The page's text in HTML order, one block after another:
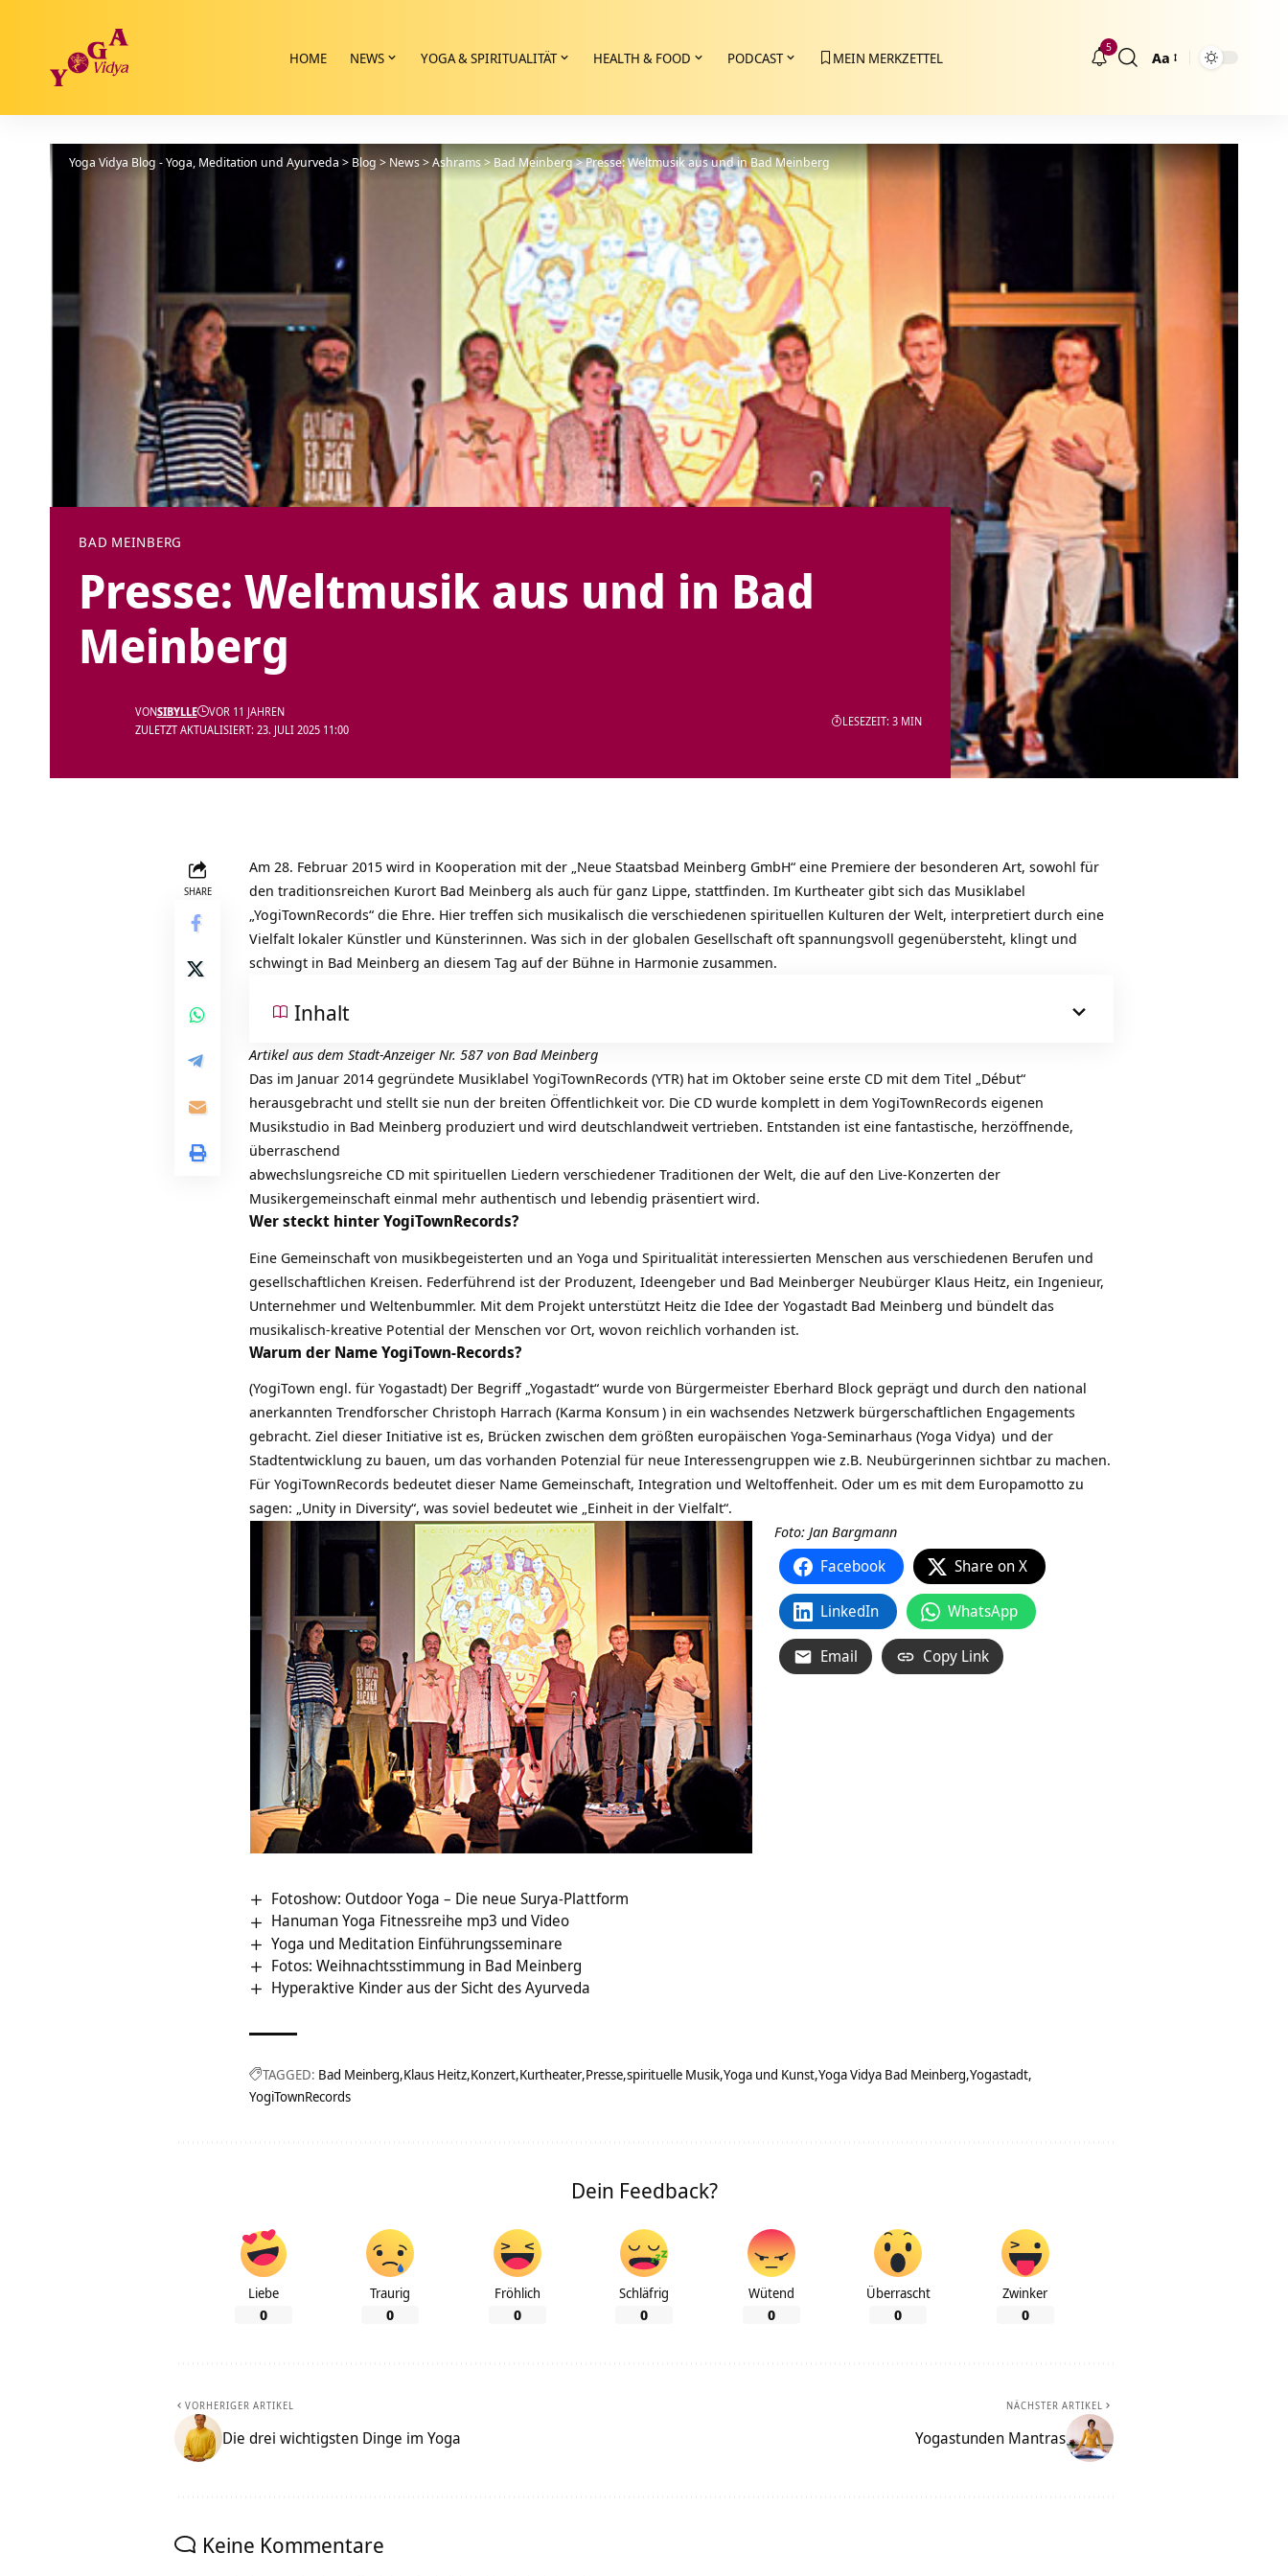
HOME NEWS YOGA & SPIRITUALITÄT HEALTH & FOOD PODCAST MEIN MERKZETTEL
5
Größenänderung
Aa
Yoga Vidya Blog - Yoga, Meditation und Ayurveda > Blog > News>Ashrams>Bad Meinberg>Presse: Weltmusik aus und in Bad Meinberg
BAD MEINBERG
Presse: Weltmusik aus und in Bad
Meinberg
ZULETZT AKTUALISIERT: 23. JULI 2025 11:00
VONSIBYLLE VOR 11 JAHREN
LESEZEIT: 3 MIN
SHARE
Am 28. Februar 2015 wird in Kooperation mit der „Neue Staatsbad Meinberg GmbH“ eine Premiere der besonderen Art, sowohl für
den traditionsreichen Kurort Bad Meinberg als auch für ganz Lippe, stattfinden. Im Kurtheater gibt sich das Musiklabel
„YogiTownRecords“ die Ehre. Hier treffen sich musikalisch die verschiedenen spirituellen Kulturen der Welt, interpretiert durch eine
Vielfalt lokaler Künstler und Künsterinnen. Was sich in der globalen Gesellschaft oft spannungsvoll gegenübersteht, klingt und
schwingt in Bad Meinberg an diesem Tag auf der Bühne in Harmonie zusammen.
Inhalt
Artikel aus dem Stadt-Anzeiger Nr. 587 von Bad Meinberg
Das im Januar 2014 gegründete Musiklabel YogiTownRecords (YTR) hat im Oktober seine erste CD mit dem Titel „Début“
herausgebracht und stellt sie nun der breiten Öffentlichkeit vor. Die CD wurde komplett in dem YogiTownRecords eigenen
Musikstudio in Bad Meinberg produziert und wird deutschlandweit vertrieben. Entstanden ist eine fantastische, herzöffnende,
überraschend
abwechslungsreiche CD mit spirituellen Liedern verschiedener Traditionen der Welt, die auf den Live-Konzerten der
Musikergemeinschaft einmal mehr authentisch und lebendig präsentiert wird.
Wer steckt hinter YogiTownRecords?
Eine Gemeinschaft von musikbegeisterten und an Yoga und Spiritualität interessierten Menschen aus verschiedenen Berufen und
gesellschaftlichen Kreisen. Federführend ist der Produzent, Ideengeber und Bad Meinberger Neubürger Klaus Heitz, ein Ingenieur,
Unternehmer und Weltenbummler. Mit dem Projekt unterstützt Heitz die Idee der Yogastadt Bad Meinberg und bündelt das
musikalisch-kreative Potential der Menschen vor Ort, wovon reichlich vorhanden ist.
Warum der Name YogiTown-Records?
(YogiTown engl. für Yogastadt) Der Begriff „Yogastadt“ wurde von Bürgermeister Eberhard Block geprägt und durch den national
anerkannten Trendforscher Christoph Harrach (Karma Konsum ) in ein wachsendes Netzwerk bürgerschaftlichen Engagements
gebracht. Ziel dieser Initiative ist es, Brücken zwischen dem größten europäischen Yoga-Seminarhaus (Yoga Vidya) und der
Stadtentwicklung zu bauen, um das vorhanden Potenzial für neue Interessengruppen wie z.B. Neubürgerinnen sichtbar zu machen.
Für YogiTownRecords bedeutet dieser Name Gemeinschaft, Integration und Weltoffenheit. Oder um es mit dem Europamotto zu
sagen: „Unity in Diversity“, was soviel bedeutet wie „Einheit in der Vielfalt“.
Foto: Jan Bargmann
Facebook Share on X
LinkedIn WhatsApp
Email Copy Link
Fotoshow: Outdoor Yoga – Die neue Surya-Plattform
Hanuman Yoga Fitnessreihe mp3 und Video
Yoga und Meditation Einführungsseminare
Fotos: Weihnachtsstimmung in Bad Meinberg
Hyperaktive Kinder aus der Sicht des Ayurveda
TAGGED: Bad Meinberg Klaus Heitz Konzert Kurtheater Presse spirituelle Musik Yoga und Kunst Yoga Vidya Bad Meinberg Yogastadt
YogiTownRecords
Dein Feedback?
Liebe
0
Traurig
0
Fröhlich
0
Schläfrig
0
Wütend
0
Überrascht
0
Zwinker
0
VORHERIGER ARTIKEL
Die drei wichtigsten Dinge im Yoga
NÄCHSTER ARTIKEL
Yogastunden Mantras
Keine Kommentare